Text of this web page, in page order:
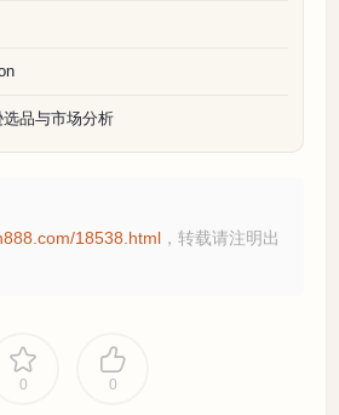
选品与市场分析
18538.html ，转载请注明出
0 0